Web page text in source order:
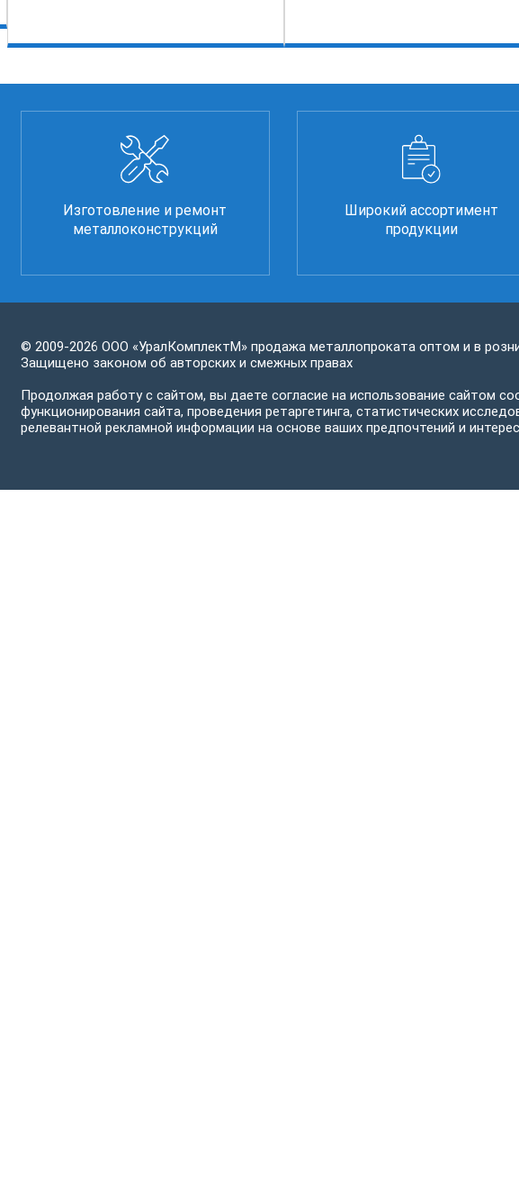
Изготовление и ремонт
металлоконструкций
Широкий ассортимент
продукции
© 2009-2026 ООО «УралКомплектМ» продажа металлопроката оптом и в
Защищено законом об авторских и смежных правах
Продолжая работу с сайтом, вы даете согласие на использование сайтом
функционирования сайта, проведения ретаргетинга, статистических
релевантной рекламной информации на основе ваших предпочтений и